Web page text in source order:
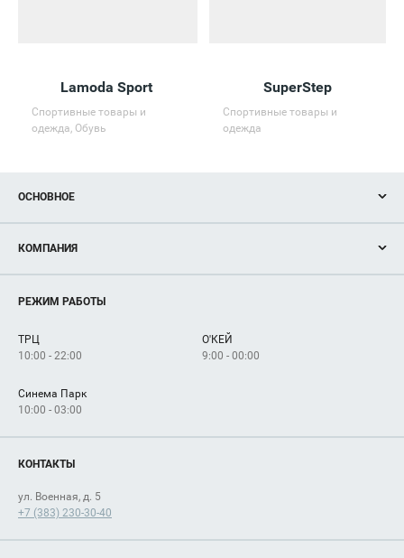
Lamoda Sport
Спортивные товары и
одежда, Обувь
SuperStep
Спортивные товары и
одежда
ОСНОВНОЕ
Новости
Магазины
Услуги
КОМПАНИЯ
Рекламодателям
Как добраться
РЕЖИМ РАБОТЫ
ТРЦ
10:00 - 22:00
О'КЕЙ
9:00 - 00:00
Синема Парк
10:00 - 03:00
КОНТАКТЫ
ул. Военная, д. 5
+7 (383) 230-30-40